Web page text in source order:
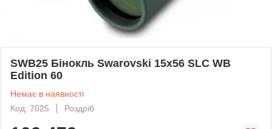
SWB25 Бінокль Swarovski 15x56 SLC WB
Edition 60
Немає в наявності
Код: 7025
Роздріб